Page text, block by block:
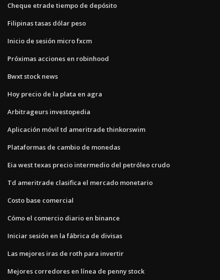
Cheque etrade tiempo de depósito
Filipinas tasas dólar peso
Inicio de sesión micro fxcm
Próximas acciones en robinhood
Bwxt stock news
Hoy precio de la plata en agra
Arbitrageurs investopedia
Aplicación móvil td ameritrade thinkorswim
Plataformas de cambio de monedas
Eia west texas precio intermedio del petróleo crudo
Td ameritrade clasifica el mercado monetario
Costo base comercial
Cómo el comercio diario en binance
Iniciar sesión en la fábrica de divisas
Las mejores iras de roth para invertir
Mejores corredores en línea de penny stock